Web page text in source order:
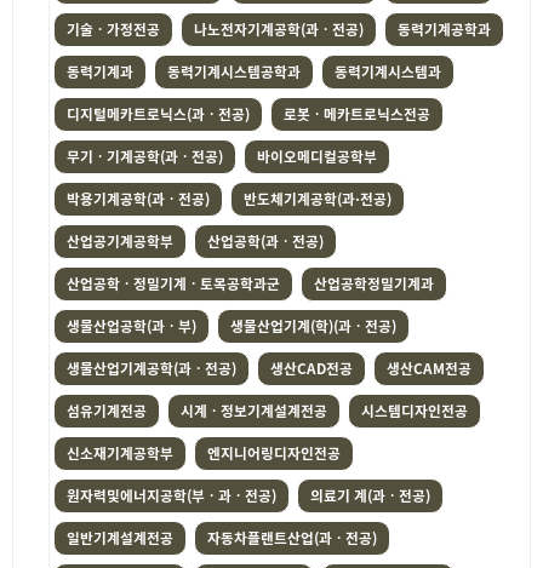
기술ㆍ가정전공
나노전자기계공학(과ㆍ전공)
동력기계공학과
동력기계과
동력기계시스템공학과
동력기계시스템과
디지털메카트로닉스(과ㆍ전공)
로봇ㆍ메카트로닉스전공
무기ㆍ기계공학(과ㆍ전공)
바이오메디컬공학부
박용기계공학(과ㆍ전공)
반도체기계공학(과·전공)
산업공기계공학부
산업공학(과ㆍ전공)
산업공학ㆍ정밀기계ㆍ토목공학과군
산업공학정밀기계과
생물산업공학(과ㆍ부)
생물산업기계(학)(과ㆍ전공)
생물산업기계공학(과ㆍ전공)
생산CAD전공
생산CAM전공
섬유기계전공
시계ㆍ정보기계설계전공
시스템디자인전공
신소재기계공학부
엔지니어링디자인전공
원자력및에너지공학(부ㆍ과ㆍ전공)
의료기 계(과ㆍ전공)
일반기계설계전공
자동차플랜트산업(과ㆍ전공)